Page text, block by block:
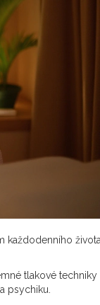
každodenního života.
tlakové techniky
psychiku.